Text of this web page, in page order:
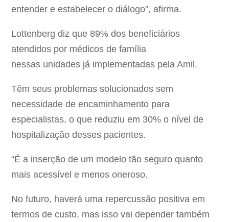
entender e estabelecer o diálogo”, afirma.
Lottenberg diz que 89% dos beneficiários
atendidos por médicos de família
nessas unidades já implementadas pela Amil.
Têm seus problemas solucionados sem
necessidade de encaminhamento para
especialistas, o que reduziu em 30% o nível de
hospitalização desses pacientes.
“É a inserção de um modelo tão seguro quanto
mais acessível e menos oneroso.
No futuro, haverá uma repercussão positiva em
termos de custo, mas isso vai depender também